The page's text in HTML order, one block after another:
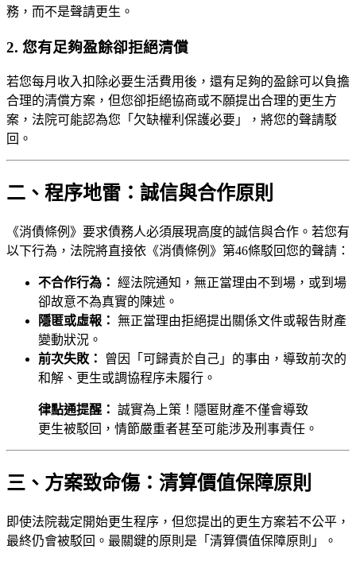
務，而不是聲請更生。
2. 您有足夠盈餘卻拒絕清償
若您每月收入扣除必要生活費用後，還有足夠的盈餘可以負擔
合理的清償方案，但您卻拒絕協商或不願提出合理的更生方
案，法院可能認為您「欠缺權利保護必要」，將您的聲請駁
回。
二、程序地雷：誠信與合作原則
《消債條例》要求債務人必須展現高度的誠信與合作。若您有
以下行為，法院將直接依《消債條例》第46條駁回您的聲請：
不合作行為： 經法院通知，無正當理由不到場，或到場
卻故意不為真實的陳述。
隱匿或虛報： 無正當理由拒絕提出關係文件或報告財產
變動狀況。
前次失敗：
曾因「可歸責於自己」的事由，導致前次的
和解、更生或調協程序未履行。
律點通提醒： 誠實為上策！隱匿財產不僅會導致
更生被駁回，情節嚴重者甚至可能涉及刑事責任。
三、方案致命傷：清算價值保障原則
即使法院裁定開始更生程序，但您提出的更生方案若不公平，
最終仍會被駁回。最關鍵的原則是「清算價值保障原則」。